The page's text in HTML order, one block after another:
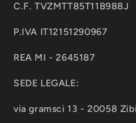
C.F. TVZMTT85T11B988J
P.IVA IT12151290967
REA MI - 2645187
SEDE LEGALE:
via gramsci 13 - 20058